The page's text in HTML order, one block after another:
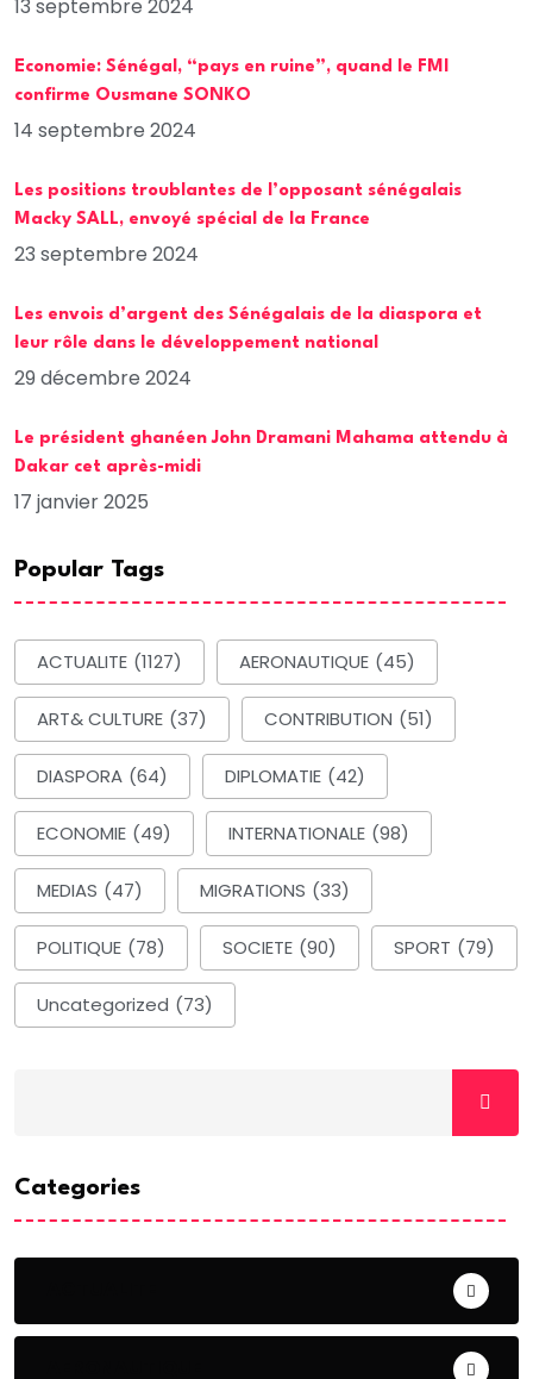
13 septembre 2024
Economie: Sénégal, “pays en ruine”, quand le FMI
confirme Ousmane SONKO
14 septembre 2024
Les positions troublantes de l’opposant sénégalais
Macky SALL, envoyé spécial de la France
23 septembre 2024
Les envois d’argent des Sénégalais de la diaspora et
leur rôle dans le développement national
29 décembre 2024
Le président ghanéen John Dramani Mahama attendu à
Dakar cet après-midi
17 janvier 2025
Popular Tags
ACTUALITE (1127) AERONAUTIQUE (45)
ART& CULTURE (37) CONTRIBUTION (51)
DIASPORA (64) DIPLOMATIE (42)
ECONOMIE (49) INTERNATIONALE (98)
MEDIAS (47) MIGRATIONS (33)
POLITIQUE (78) SOCIETE (90) SPORT (79)
Uncategorized (73)
Categories